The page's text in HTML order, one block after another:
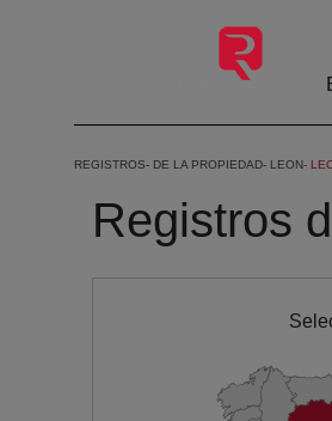
REGISTROS DE LA PROPIEDAD LEON
Registros